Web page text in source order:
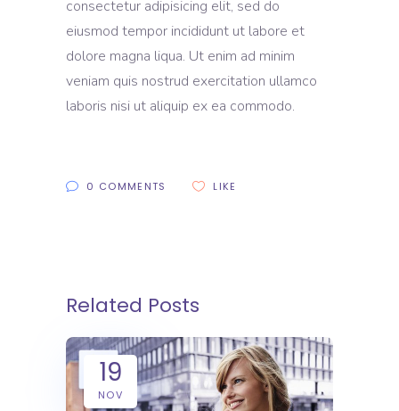
consectetur adipisicing elit, sed do
eiusmod tempor incididunt ut labore et
dolore magna liqua. Ut enim ad minim
veniam quis nostrud exercitation ullamco
laboris nisi ut aliquip ex ea commodo.
0 COMMENTS LIKE
Related Posts
19
NOV